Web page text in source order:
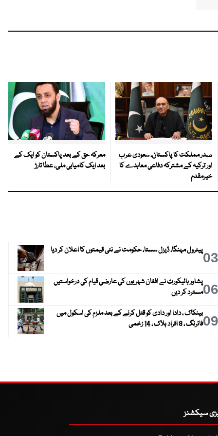
صدر مملکت کا پاکستان، سعودی عرب
اور ترکیہ کے مشترکہ دفاعی معاہدے کا
خیرمقدم
معرکہ حق کے بعد پاکستان کو ایک کے
بعد ایک کامیابی ملی، عطا تارڑ
03پیٹرول مہنگا، ڈیزل سستا، حکومت نے نئی قیمتوں کا اعلان کر دیا
06پشاور ہائیکورٹ نے افغان شہریوں کی عارضی قیام کی درخواستیں
مسترد کر دیں
09بینکاک ، دادا اور دادی کو قتل کرنے کے بعد ملزم کی اسکول میں
فائرنگ ، 8 افراد ہلاک ، 14 زخمی
سیکشنز